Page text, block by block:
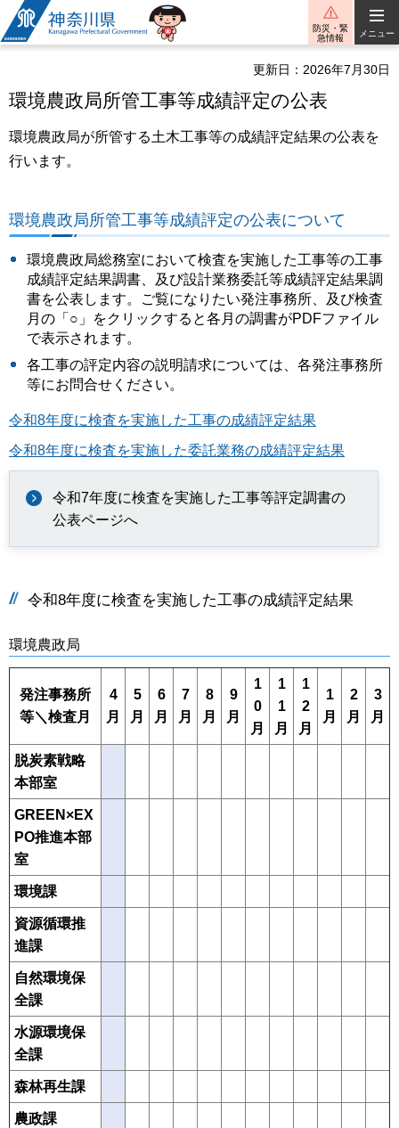
神奈川県
防災・緊
急情報
メニュー
更新日：2026年7月30日
環境農政局所管工事等成績評定の公表
環境農政局が所管する土木工事等の成績評定結果の公表を
行います。
環境農政局所管工事等成績評定の公表について
環境農政局総務室において検査を実施した工事等の工事
成績評定結果調書、及び設計業務委託等成績評定結果調
書を公表します。ご覧になりたい発注事務所、及び検査
月の「○」をクリックすると各月の調書がPDFファイル
で表示されます。
各工事の評定内容の説明請求については、各発注事務所
等にお問合せください。
令和8年度に検査を実施した工事の成績評定結果
令和8年度に検査を実施した委託業務の成績評定結果
令和7年度に検査を実施した工事等評定調書の
公表ページへ
令和8年度に検査を実施した工事の成績評定結果
環境農政局
発注事務所
等＼検査月
4
月
5
月
6
月
7
月
8
月
9
月
1
0
月
1
1
月
1
2
月
1
月
2
月
3
月
脱炭素戦略
本部室
GREEN×EX
PO推進本部
室
環境課
資源循環推
進課
自然環境保
全課
水源環境保
全課
森林再生課
農政課